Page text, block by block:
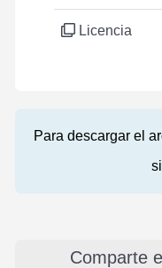
Licencia
Para descargar el
Comparte